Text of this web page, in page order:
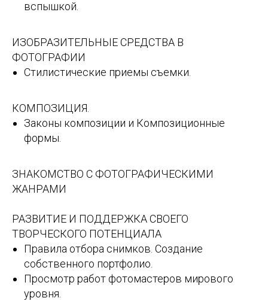
вспышкой.
ИЗОБРАЗИТЕЛЬНЫЕ СРЕДСТВА В
ФОТОГРАФИИ
Стилистические приемы съемки.
КОМПОЗИЦИЯ.
Законы композиции и Композиционные
формы.
ЗНАКОМСТВО С ФОТОГРАФИЧЕСКИМИ
ЖАНРАМИ
РАЗВИТИЕ И ПОДДЕРЖКА СВОЕГО
ТВОРЧЕСКОГО ПОТЕНЦИАЛА
Правила отбора снимков. Создание
собственного портфолио.
Просмотр работ фотомастеров мирового
уровня.